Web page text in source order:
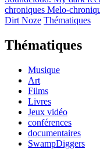
chroniques Melo-
Dirt Noze Thématiques
Thématiques
Musique
Art
Films
Livres
Jeux vidéo
conférences
documentaires
SwampDiggers